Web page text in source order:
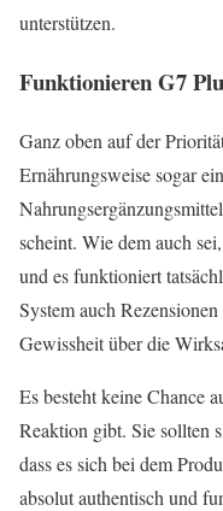
unterstützen.
Funktionieren G7
Ganz oben auf der
Ernährungsweise sogar
scheint. Wie dem auch
und es funktioniert
System auch
Gewissheit über die
Es besteht keine Chance
Reaktion gibt. Sie sollten
dass es sich bei dem
absolut authentisch und